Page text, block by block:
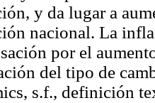
y da lugar a
nacional. La
por el
del tipo de
s.f., definición